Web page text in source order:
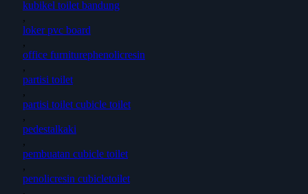
kubikel toilet bandung
,
loker pvc board
,
office furniturephenolicresin
,
partisi toilet
,
partisi toilet cubicle toilet
,
pedestalkaki
,
pembuatan cubicle toilet
,
penolicresin cubicletoilet
,